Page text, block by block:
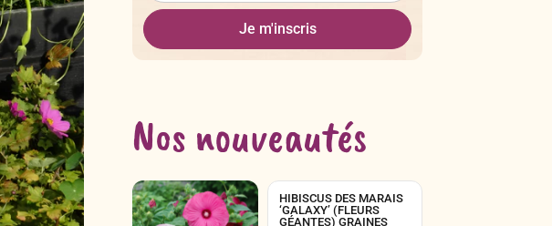
Je m'inscris
Nos nouveautés
HIBISCUS DES MARAIS
‘GALAXY’ (FLEURS
GÉANTES) GRAINES